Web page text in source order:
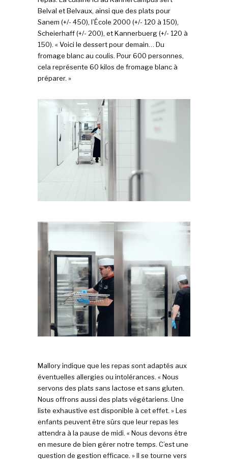
Belval et Belvaux, ainsi que des plats pour
Sanem (+/- 450), l’École 2000 (+/- 120 à 150),
Scheierhaff (+/- 200), et Kannerbuerg (+/- 120 à
150). « Voici le dessert pour demain… Du
fromage blanc au coulis. Pour 600 personnes,
cela représente 60 kilos de fromage blanc à
préparer. »
Mallory indique que les repas sont adaptés aux
éventuelles allergies ou intolérances. « Nous
servons des plats sans lactose et sans gluten.
Nous offrons aussi des plats végétariens. Une
liste exhaustive est disponible à cet effet. » Les
enfants peuvent être sûrs que leur repas les
attendra à la pause de midi. « Nous devons être
en mesure de bien gérer notre temps. C’est une
question de gestion efficace. » Il se tourne vers